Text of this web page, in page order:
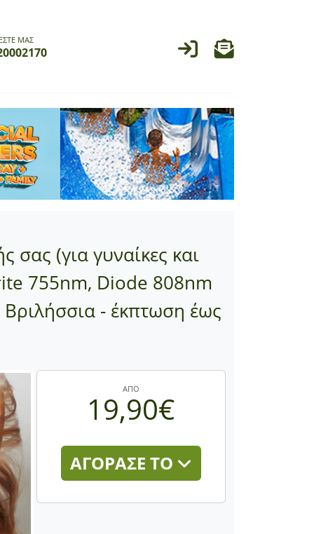
ΜΑΣ
σας (για γυναίκες και
755nm, Diode 808nm
- έκπτωση έως
ΑΠΟ
19,90€
ΑΓΟΡΑΣΕ ΤΟ